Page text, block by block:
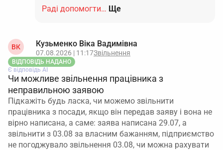
Раді допомогти… Ще
ВК Кузьменко Віка Вадимівна
07.08.2026 | 11:17Звільнення
ВІДПОВІДЬ НАДАНО
Є відповідь АІ
Чи можливе звільнення працівника з
неправильною заявою
Підкажіть будь ласка, чи можемо звільнити
працівника з посади, якщо він передав заяву і вона не
вірно написана, а саме: заява написана 29.07, а
звільнити з 03.08 за власним бажанням, підприємство
не погоджувало звільнення 03.08, чи можна рахувати